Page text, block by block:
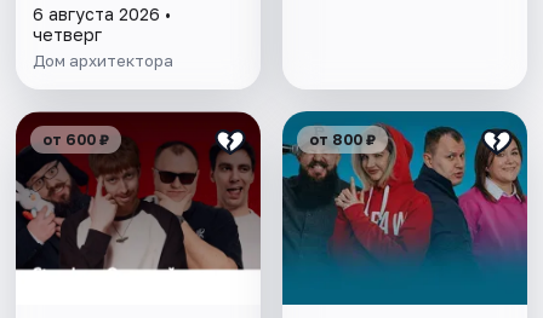
6 августа 2026 •
четверг
Дом архитектора
от 600 ₽ от 800 ₽